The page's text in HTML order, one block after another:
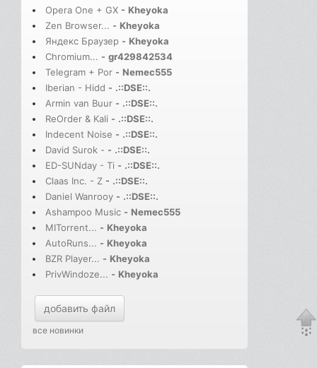
Opera One + GX - Kheyoka
Zen Browser... - Kheyoka
Яндекс Браузер - Kheyoka
Chromium... - gr429842534
Telegram + Por - Nemec555
Iberian - Hidd - .::DSE::.
Armin van Buur - .::DSE::.
ReOrder & Kali - .::DSE::.
Indecent Noise - .::DSE::.
David Surok - - .::DSE::.
ED-SUNday - Ti - .::DSE::.
Claas Inc. - Z - .::DSE::.
Daniel Wanrooy - .::DSE::.
Ashampoo Music - Nemec555
MITorrent... - Kheyoka
AutoRuns... - Kheyoka
BZR Player... - Kheyoka
PrivWindoze... - Kheyoka
добавить файл
все новинки